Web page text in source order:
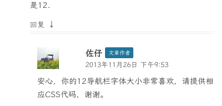
是12.
回复 ↓
佐仔 文章作者
2013年11月26日 下午9:53
安心，你的12导航栏字体大小非常喜欢，请提供相
应CSS代码，谢谢。